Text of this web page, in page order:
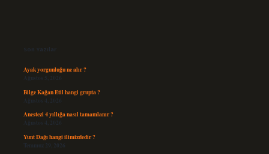
Son Yazılar
Ayak yorgunluğu ne alır ?
Ağustos 5, 2026
Bilge Kağan Etil hangi grupta ?
Ağustos 4, 2026
Anestezi 4 yıllığa nasıl tamamlanır ?
Ağustos 4, 2026
Yunt Dağı hangi ilimizdedir ?
Temmuz 29, 2026